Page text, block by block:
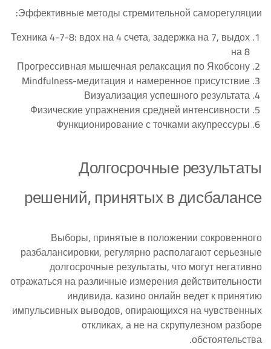
Эффективные методы стремительной саморегуляции:
Техника 4-7-8: вдох на 4 счета, задержка на 7, выдох
на 8
Прогрессивная мышечная релаксация по Якобсону
Mindfulness-медитация и намеренное присутствие
Визуализация успешного результата
Физические упражнения средней интенсивности
Функционирование с точками акупрессуры
Долгосрочные результаты
решений, принятых в дисбалансе
Выборы, принятые в положении сокровенного
разбалансировки, регулярно располагают серьезные
долгосрочные результаты, что могут негативно
отражаться на различные измерения действительности
индивида. казино онлайн ведет к принятию
импульсивных выводов, опирающихся на чувственных
откликах, а не на скрупулезном разборе
обстоятельства.